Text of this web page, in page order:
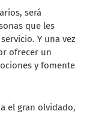
será
que les
Y una vez
ofrecer un
y fomente
el gran olvidado,